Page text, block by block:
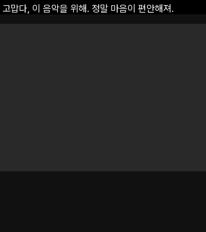
고맙다, 이 음악을 위해. 정말 마음이 편안해져.